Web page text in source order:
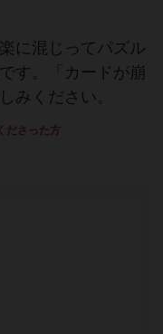
に混じってパズル
す。「カードが崩
みください。
ださった方